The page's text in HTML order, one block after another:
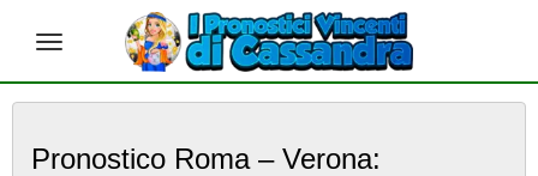
Pronostico Roma – Verona: